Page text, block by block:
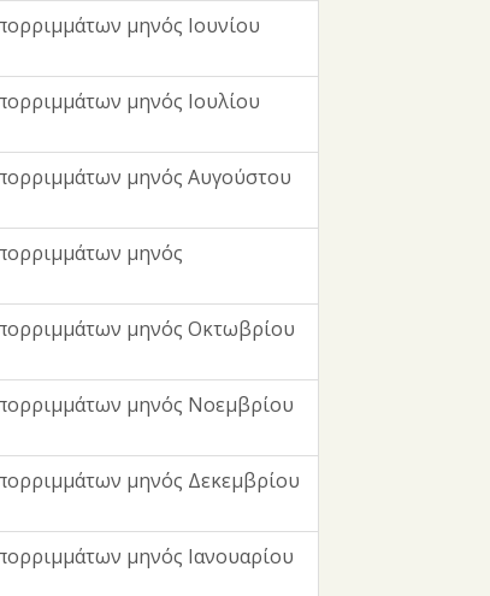
μηνός Ιουνίου
μηνός Ιουλίου
μηνός Αυγούστου
μηνός
μηνός Οκτωβρίου
μηνός Νοεμβρίου
μηνός Δεκεμβρίου
μηνός Ιανουαρίου